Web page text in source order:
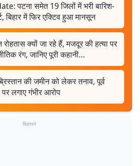
पटना समेत 19 जिलों में भरी बारिश-
बिहार में फिर एक्टिव हुआ मानसून
क्यों जा रहे हैं, मजदूर की हत्या पर
रंग, जानिए पूरी कहानी…
की जमीन को लेकर तनाव, पूर्व
लगाए गंभीर आरोप
विज्ञापन